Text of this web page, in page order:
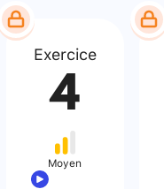
Exercice
4
Moyen